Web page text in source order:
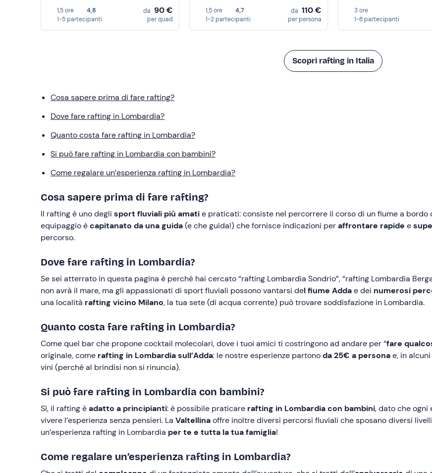
1,5 ore
4,8
1-5 partecipanti
da 90 €
per quad
1,5 ore
4,7
1-2 partecipanti
da 110 €
per persona
3 ore
1-8 partecipanti
Scopri rafting in Italia
Cosa sapere prima di fare rafting?
Dove fare rafting in Lombardia?
Quanto costa fare rafting in Lombardia?
Si può fare rafting in Lombardia con bambini?
Come regalare un’esperienza rafting in Lombardia?
Cosa sapere prima di fare rafting?
Il rafting è uno degli sport fluviali più amatie praticati: consiste nel percorrere il corso di un fiume a
equipaggio ècapitanato da una guida(e che guida!) che fornisce indicazioni peraffrontare rapide e
percorso.
Dove fare rafting in Lombardia?
Se sei atterrato in questa pagina è perché hai cercato “rafting Lombardia Sondrio”, “rafting Lombardia
non avrà il mare, ma gli appassionati di sport fluviali possono vantarsi del fiume Addae dei numerosi
una località rafting vicino Milano, la tua sete (di acqua corrente) può trovare soddisfazione in Lombardia.
Quanto costa fare rafting in Lombardia?
Come quel bar che propone cocktail molecolari, dove i tuoi amici ti costringono ad andare per “fare
originale, come rafting in Lombardia sull’Adda: le nostre esperienze partonoda 25€ a personae, in
vini (perché al brindisi non si rinuncia).
Si può fare rafting in Lombardia con bambini?
Sì, il rafting èadatto a principianti: è possibile praticare rafting in Lombardia con bambini, dato che ogni
vivere l’esperienza senza pensieri. La Valtellinaoffre inoltre diversi percorsi fluviali che sposano diversi
un’esperienza rafting in Lombardia per te e tutta la tua famiglia!
Come regalare un’esperienza rafting in Lombardia?